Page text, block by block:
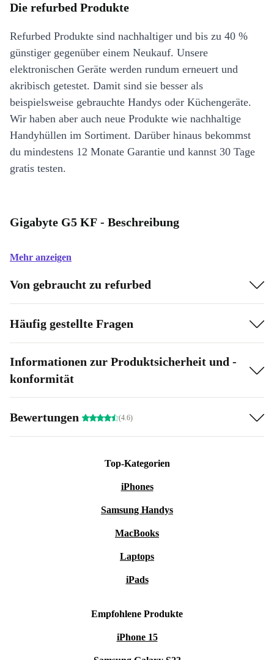
Die refurbed Produkte
Refurbed Produkte sind nachhaltiger und bis zu 40 %
günstiger gegenüber einem Neukauf. Unsere
elektronischen Geräte werden rundum erneuert und
akribisch getestet. Damit sind sie besser als
beispielsweise gebrauchte Handys oder Küchengeräte.
Wir haben aber auch neue Produkte wie nachhaltige
Handyhüllen im Sortiment. Darüber hinaus bekommst
du mindestens 12 Monate Garantie und kannst 30 Tage
gratis testen.
Gigabyte G5 KF - Beschreibung
Mehr anzeigen
Von gebraucht zu refurbed
Häufig gestellte Fragen
Informationen zur Produktsicherheit und -
konformität
Bewertungen (4.6)
Top-Kategorien
iPhones
Samsung Handys
MacBooks
Laptops
iPads
Empfohlene Produkte
iPhone 15